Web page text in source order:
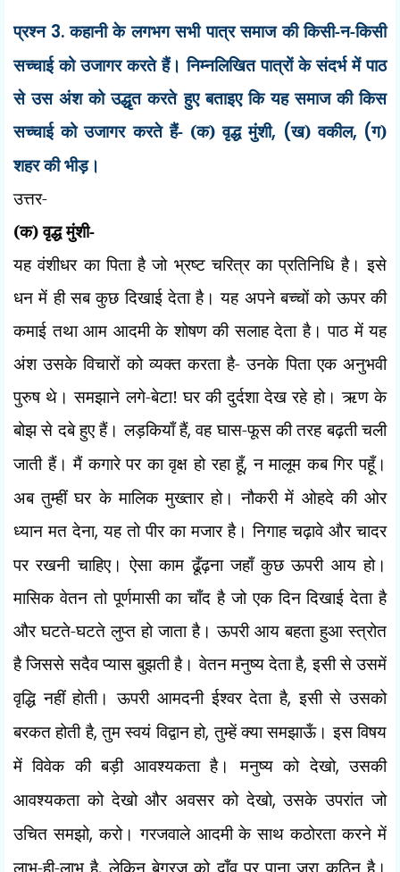
प्रश्न 3.कहानी के लगभग सभी पात्र समाज की किसी-न-किसी
सच्चाई को उजागर करते हैं। निम्नलिखित पात्रों के संदर्भ में पाठ
से उस अंश को उद्धृत करते हुए बताइए कि यह समाज की किस
सच्चाई को उजागर करते हैं- (क) वृद्ध मुंशी, (ख) वकील, (ग)
शहर की भीड़।
उत्तर-
(क) वृद्ध मुंशी-
यह वंशीधर का पिता है जो भ्रष्ट चरित्र का प्रतिनिधि है। इसे
धन में ही सब कुछ दिखाई देता है। यह अपने बच्चों को ऊपर की
कमाई तथा आम आदमी के शोषण की सलाह देता है। पाठ में यह
अंश उसके विचारों को व्यक्त करता है-उनके पिता एक अनुभवी
पुरुष थे। समझाने लगे-बेटा! घर की दुर्दशा देख रहे हो। ऋण के
बोझ से दबे हुए हैं। लड़कियाँ हैं,वह घास-फूस की तरह बढ़ती चली
जाती हैं। मैं कगारे पर का वृक्ष हो रहा हूँ,न मालूम कब गिर पहूँ।
अब तुम्हीं घर के मालिक मुख्तार हो। नौकरी में ओहदे की ओर
ध्यान मत देना,यह तो पीर का मजार है। निगाह चढ़ावे और चादर
पर रखनी चाहिए। ऐसा काम ढूँढ़ना जहाँ कुछ ऊपरी आय हो।
मासिक वेतन तो पूर्णमासी का चाँद है जो एक दिन दिखाई देता है
और घटते-घटते लुप्त हो जाता है। ऊपरी आय बहता हुआ स्त्रोत
है जिससे सदैव प्यास बुझती है। वेतन मनुष्य देता है,इसी से उसमें
वृद्धि नहीं होती। ऊपरी आमदनी ईश्वर देता है,इसी से उसको
बरकत होती है,तुम स्वयं विद्वान हो,तुम्हें क्या समझाऊँ। इस विषय
में विवेक की बड़ी आवश्यकता है। मनुष्य को देखो,उसकी
आवश्यकता को देखो और अवसर को देखो,उसके उपरांत जो
उचित समझो,करो। गरजवाले आदमी के साथ कठोरता करने में
लाभ-ही-लाभ है लेकिन बेगरज को दाँव पर पानाजरा कठिन है।